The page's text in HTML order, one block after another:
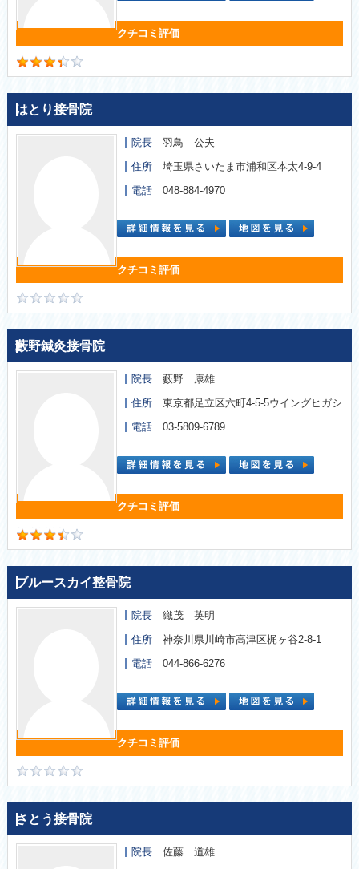
はとり接骨院
院長羽鳥 公夫
住所埼玉県さいたま市浦和区本太4-9-4
電話048-884-4970
藪野鍼灸接骨院
院長藪野 康雄
住所東京都足立区六町4-5-5ウイングヒガシ
電話03-5809-6789
ブルースカイ整骨院
院長織茂 英明
住所神奈川県川崎市高津区梶ヶ谷2-8-1
電話044‐866-6276
さとう接骨院
院長佐藤 道雄